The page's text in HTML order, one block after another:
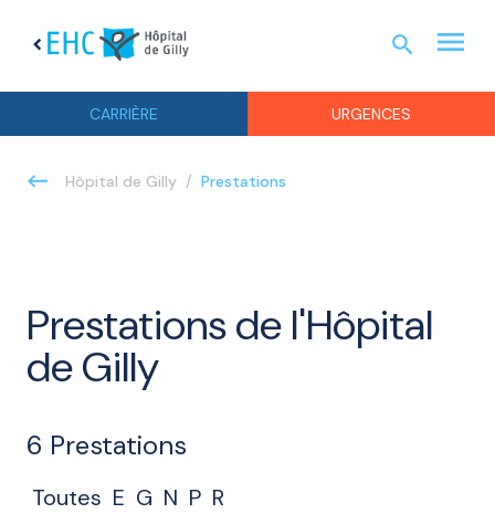
chevron_left
CARRIÈRE URGENCES
search menu
Hôpital de Gilly Prestations
Prestations de l'Hôpital
de Gilly
6 Prestations
Toutes E G N P R